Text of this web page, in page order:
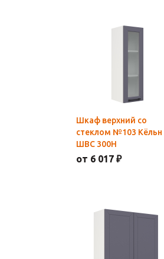
Шкаф верхний со
стеклом №103 Кёльн
ШВС 300Н
от 6 017 ₽